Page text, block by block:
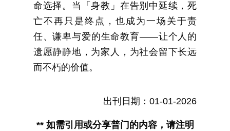
命选择。当「身教」在告别中延续，死
亡不再只是终点，也成为一场关于责
任、谦卑与爱的生命教育——让个人的
遗愿静静地，为家人，为社会留下长远
而不朽的价值。
出刊日期：01-01-2026
** 如需引用或分享普门的内容，请注明